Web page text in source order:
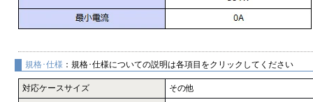
規格･仕様 ：規格･仕様についての説明は各項目をクリックしてください
対応ケースサイズ
その他